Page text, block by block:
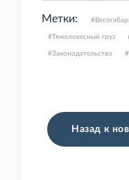
Метки:
Тяжеловесный груз
Законодательство
Назад к